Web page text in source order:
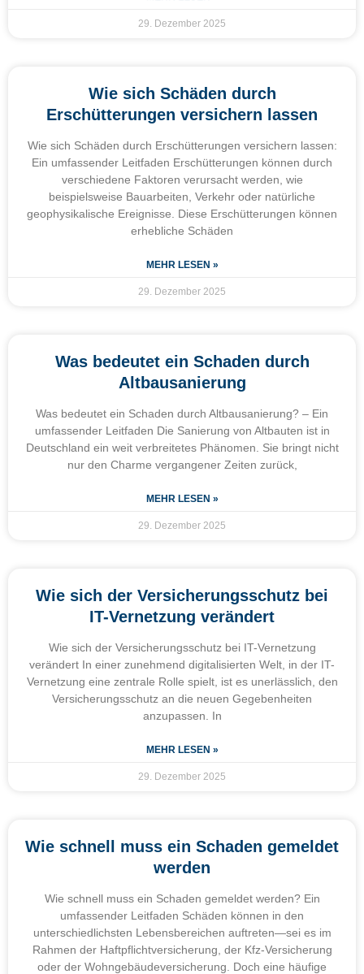
29. Dezember 2025
Wie sich Schäden durch
Erschütterungen versichern lassen
Wie sich Schäden durch Erschütterungen versichern lassen:
Ein umfassender Leitfaden Erschütterungen können durch
verschiedene Faktoren verursacht werden, wie
beispielsweise Bauarbeiten, Verkehr oder natürliche
geophysikalische Ereignisse. Diese Erschütterungen können
erhebliche Schäden
MEHR LESEN »
29. Dezember 2025
Was bedeutet ein Schaden durch
Altbausanierung
Was bedeutet ein Schaden durch Altbausanierung? – Ein
umfassender Leitfaden Die Sanierung von Altbauten ist in
Deutschland ein weit verbreitetes Phänomen. Sie bringt nicht
nur den Charme vergangener Zeiten zurück,
MEHR LESEN »
29. Dezember 2025
Wie sich der Versicherungsschutz bei
IT-Vernetzung verändert
Wie sich der Versicherungsschutz bei IT-Vernetzung
verändert In einer zunehmend digitalisierten Welt, in der IT-
Vernetzung eine zentrale Rolle spielt, ist es unerlässlich, den
Versicherungsschutz an die neuen Gegebenheiten
anzupassen. In
MEHR LESEN »
29. Dezember 2025
Wie schnell muss ein Schaden gemeldet
werden
Wie schnell muss ein Schaden gemeldet werden? Ein
umfassender Leitfaden Schäden können in den
unterschiedlichsten Lebensbereichen auftreten—sei es im
Rahmen der Haftpflichtversicherung, der Kfz-Versicherung
oder der Wohngebäudeversicherung. Doch eine häufige